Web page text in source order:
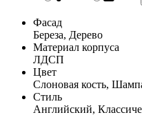
Фасад
Береза, Дерево
Материал корпуса
ЛДСП
Цвет
Слоновая кость,
Стиль
Английский,